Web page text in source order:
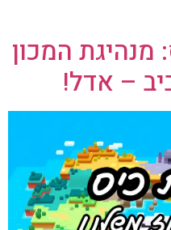
מנהיגת המכון
– אדל!